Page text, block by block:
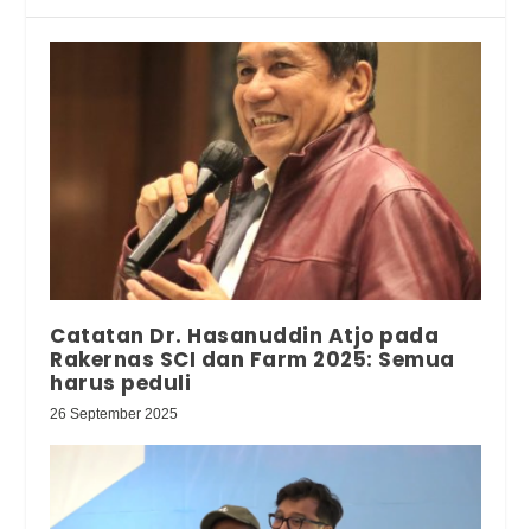
Catatan Dr. Hasanuddin Atjo pada
Rakernas SCI dan Farm 2025: Semua
harus peduli
26 September 2025